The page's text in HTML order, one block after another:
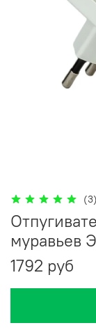
(3)
муравьев
1792 руб